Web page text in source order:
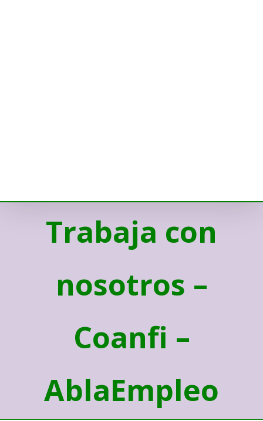
Trabaja con
nosotros –
Coanfi –
AblaEmpleo